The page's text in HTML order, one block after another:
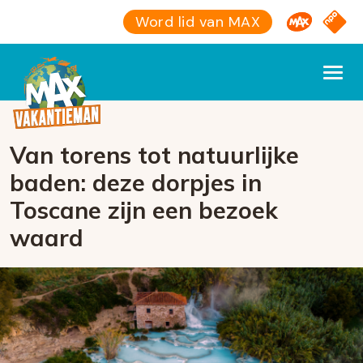
Word lid van MAX Omroep
NPO
Van torens tot natuurlijke
baden: deze dorpjes in
Toscane zijn een bezoek
waard